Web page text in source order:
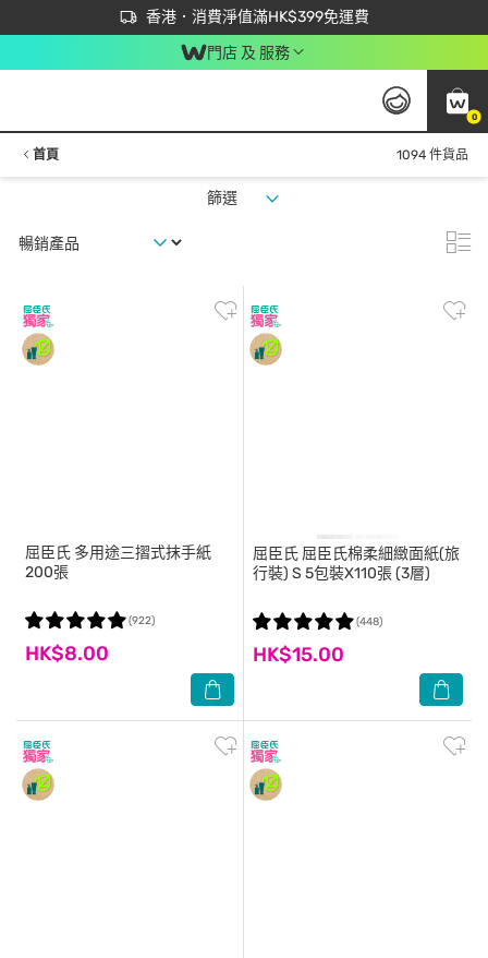
香港．消費淨值滿HK$399免運費
立即成為易賞錢會員盡享獨家優惠
首次APP下單買滿$450 輸入 NEWAPP 即減$50
門店 及 服務
0
首頁 1094 件貨品
篩選
屈臣氏 多用途三摺式抹手紙
200張
HK$8.00
(922)
屈臣氏 屈臣氏棉柔細緻面紙(旅
行裝) S 5包裝X110張 (3層)
HK$15.00
(448)